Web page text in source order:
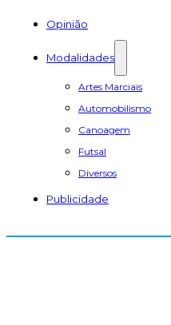
Opinião
Modalidades
Artes Marciais
Automobilismo
Canoagem
Futsal
Diversos
Publicidade